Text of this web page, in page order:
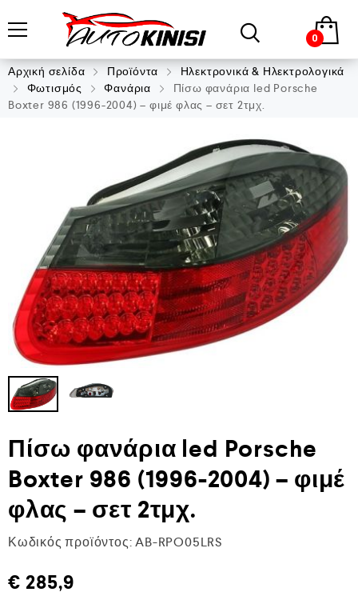
0
Αρχική σελίδα Προϊόντα
Ηλεκτρονικά & Ηλεκτρολογικά
Φωτισμός
Φανάρια
Πίσω φανάρια led Porsche
Boxter 986 (1996-2004) – φιμέ φλας – σετ 2τμχ.
Πίσω φανάρια led Porsche
Boxter 986 (1996-2004) – φιμέ
φλας – σετ 2τμχ.
Κωδικός προϊόντος: AB-RPO05LRS
€ 285,9